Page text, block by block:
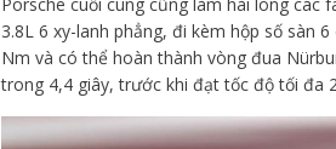
o
3.8L 6 xy-lanh phẳng, đi kèm hộp số sàn
Nm và có thể hoàn thành vòng đua
trong 4,4 giây, trước khi đạt tốc độ tối đa